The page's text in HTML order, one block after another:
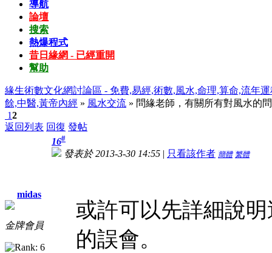
導航
論壇
搜索
熱爆程式
昔日緣網 - 已經重開
幫助
緣生術數文化網討論區 - 免費,易經,術數,風水,命理,算命,流年
餘,中醫,黃帝內經 » 風水交流 » 問緣老師，有關所有對風水的
12
返回列表 回復 發帖
midas
金牌會員
16#
發表於 2013-3-30 14:55 | 只看該作者 簡體 繁體
或許可以先詳細說
的誤會。